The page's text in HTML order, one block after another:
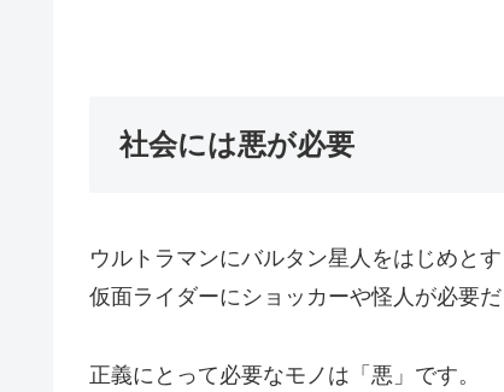
社会には悪が必要
ウルトラマンにバルタン星人をはじめと
仮面ライダーにショッカーや怪人が必要だ
正義にとって必要なモノは「悪」です。